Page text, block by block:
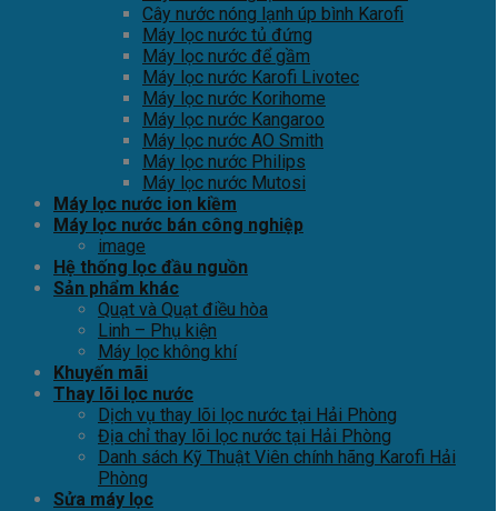
Cây nước nóng lạnh úp bình Karofi
Máy lọc nước tủ đứng
Máy lọc nước để gầm
Máy lọc nước Karofi Livotec
Máy lọc nước Korihome
Máy lọc nước Kangaroo
Máy lọc nước AO Smith
Máy lọc nước Philips
Máy lọc nước Mutosi
Máy lọc nước ion kiềm
Máy lọc nước bán công nghiệp
image
Hệ thống lọc đầu nguồn
Sản phẩm khác
Quạt và Quạt điều hòa
Linh – Phụ kiện
Máy lọc không khí
Khuyến mãi
Thay lõi lọc nước
Dịch vụ thay lõi lọc nước tại Hải Phòng
Địa chỉ thay lõi lọc nước tại Hải Phòng
Danh sách Kỹ Thuật Viên chính hãng Karofi Hải
Phòng
Sửa máy lọc